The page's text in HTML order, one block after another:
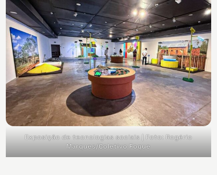
Exposição de tecnologias sociais | Foto: Rogério
Marques/Coletivo Foque